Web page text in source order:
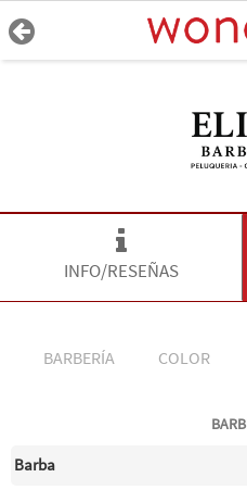
INFO/RESEÑAS
BARBERÍA COLOR
Barba